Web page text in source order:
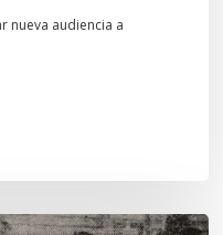
nueva audiencia a